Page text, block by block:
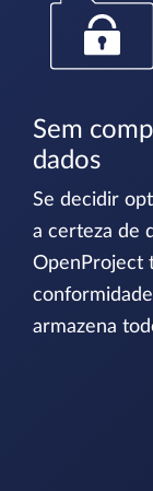
Sem
dados
Se decidir
a certeza de
OpenProject
armazena